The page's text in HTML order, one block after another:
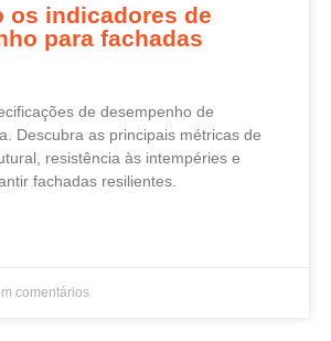
os indicadores de
para fachadas
de desempenho de
Descubra as principais métricas de
resistência às intempéries e
fachadas resilientes.
comentários